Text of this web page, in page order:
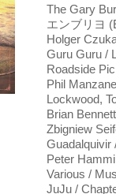
The Gary
エンブリヨ
Holger
Guru Guru /
Roadside
Phil
Lockwood,
Brian
Zbigniew
Guadalquivir
Peter
Various /
JuJu /